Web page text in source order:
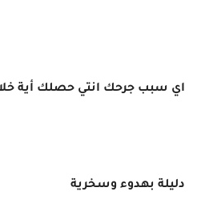
اي سبب جرحك انتي حصلك أية
دليلة بهدوء وسخرية